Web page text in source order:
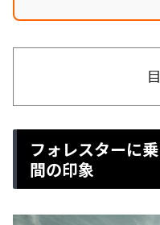
フォレスターに
間の印象